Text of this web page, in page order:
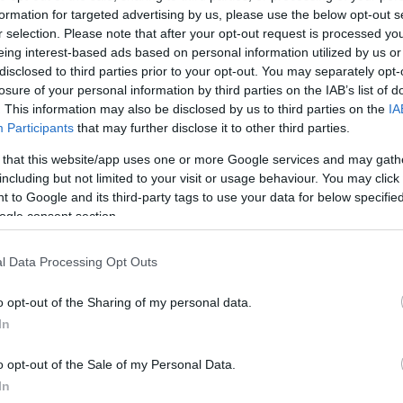
for targeted advertising by us, please use the below opt-out
selection. Please note that after your opt-out request is processed
interest-based ads based on personal information utilized by us
to third parties prior to your opt-out. You may separately
of your personal information by third parties on the IAB’s list of
This information may also be disclosed by us to third parties on the
Participants that may further disclose it to other third parties.
that this website/app uses one or more Google services and may
but not limited to your visit or usage behaviour. You may
to Google and its third-party tags to use your data for below
consent section.
Data Processing Opt Outs
opt-out of the Sharing of my personal data.
opt-out of the Sale of my Personal Data.
με σημερινή (21.05.2026) του πρωινή
η ομάδα προετοιμάζεται για τη μεγάλη μέρα»,
στο Facebook, ποστάροντας μια φανέλα στα
τον αριθμό 26 στην πλάτη.